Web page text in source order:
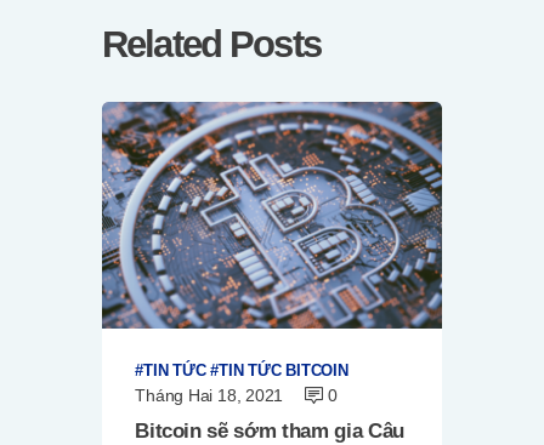
Related Posts
TIN TỨC TIN TỨC BITCOIN
Tháng Hai 18, 2021 0
Bitcoin sẽ sớm tham gia Câu